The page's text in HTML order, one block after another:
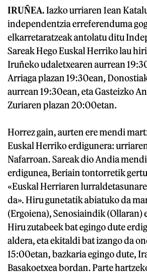
IRUÑEA.Iazko urriaren 1ean
independentzia erreferenduma
elkarretaratzeak antolatu ditu
Sareak Hego Euskal Herriko lau
Iruñeko udaletxearen aurrean
Arriaga plazan 19:30ean,
aurrean 19:30ean, eta Gasteizko
Zuriaren plazan 20:00etan.
Horrez gain, aurten ere mendi
Euskal Herriko erdigunera:
Nafarroan. Sareak dio Andia
erdigunea, Beriain tontorretik
«Euskal Herriaren
da». Hiru gunetatik abiatuko da
(Ergoiena), Senosiaindik (Ollaran)
Hiru zutabeek bat egingo dute
aldera, eta ekitaldi bat izango da
15:00etan, bazkaria egingo dute,
Basakoetxea bordan. Parte